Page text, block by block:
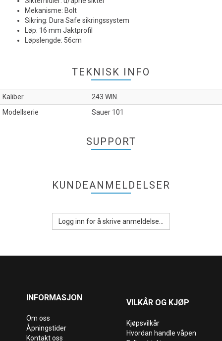
Mekanisme: Bolt
Sikring: Dura Safe sikringssystem
Løp: 16 mm Jaktprofil
Løpslengde: 56cm
TEKNISK INFO
Kaliber
243 WIN.
Modellserie
Sauer 101
SUPPORT
KUNDEANMELDELSER
Logg inn for å skrive anmeldelse...
INFORMASJON
Om oss
Åpningstider
Kontakt oss
VILKÅR OG KJØP
Kjøpsvilkår
Hvordan handle våpen